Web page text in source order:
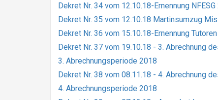
Dekret Nr. 34 vom 12.10.18-Ernennung
Dekret Nr. 35 vom 12.10.18 Martinsumzug
Dekret Nr. 36 vom 15.10.18-Ernennung
Dekret Nr. 37 vom 19.10.18 - 3. Abrechnung
3. Abrechnungsperiode 2018
Dekret Nr. 38 vom 08.11.18 - 4. Abrechnung
4. Abrechnungsperiode 2018